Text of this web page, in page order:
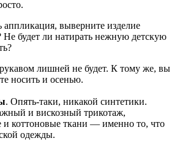
аппликация, выверните изделие
Не будет ли натирать нежную детскую
лишней не будет. К тому же, вы
носить и осенью.
. Опять-таки, никакой синтетики.
и вискозный трикотаж,
и коттоновые ткани — именно то, что
одежды.